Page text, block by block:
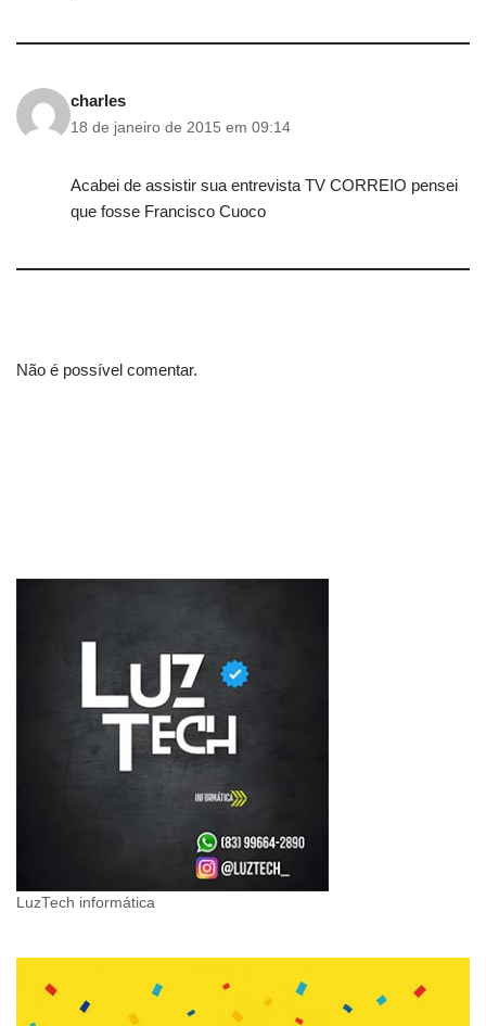
charles
18 de janeiro de 2015 em 09:14
Acabei de assistir sua entrevista TV CORREIO pensei
que fosse Francisco Cuoco
Não é possível comentar.
LuzTech informática